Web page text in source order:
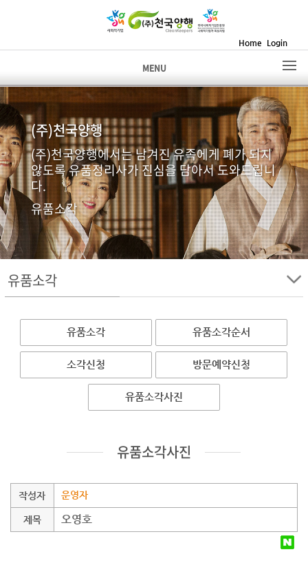
Home Login
MENU
(주)천국양행
(주)천국양행에서는 남겨진 유족에게 폐가 되지
않도록 유품정리사가 진심을 담아서 도와드립니
다.
유품소각
유품소각
유품소각 유품소각순서
소각신청 방문예약신청
유품소각사진
유품소각사진
작성자 운영자
제목 오영호